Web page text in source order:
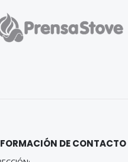
DE CONTACTO